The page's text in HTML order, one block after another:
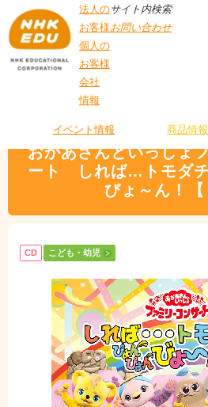
法人の
お客様
個人の
お客様
会社
情報
サイト内検索
お問い合わせ
イベント情報 商品情報
れば…トモダチ？ぴょんぴょんびょ～ん！【ＣD
おかあさんといっしょ
ート しれば…トモダチ
びょ～ん！【
CD こども・幼児